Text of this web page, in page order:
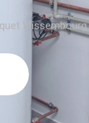
Wissembourg